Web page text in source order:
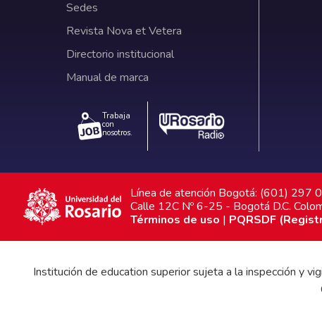
Sedes
Revista Nova et Vetera
Directorio institucional
Manual de marca
Trabaja
con
nosotros.
Línea de atención Bogotá: (601) 297
Calle 12C Nº 6-25 - Bogotá D.C.
Términos de uso | PQRSDF
Institución de education superior sujeta a la inspección y